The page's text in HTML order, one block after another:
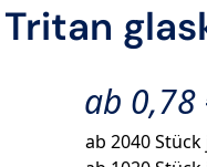
ab
ab 2040 Stück